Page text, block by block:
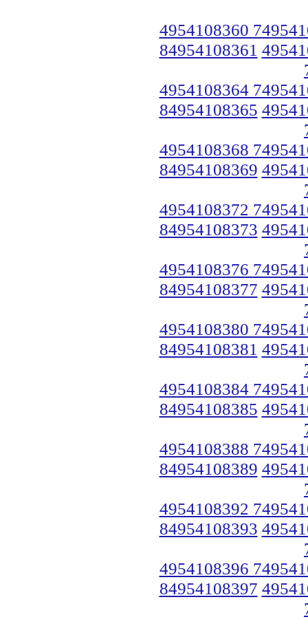
4954108360
84954108361
4954108364
84954108365
4954108368
84954108369
4954108372
84954108373
4954108376
84954108377
4954108380
84954108381
4954108384
84954108385
4954108388
84954108389
4954108392
84954108393
4954108396
84954108397